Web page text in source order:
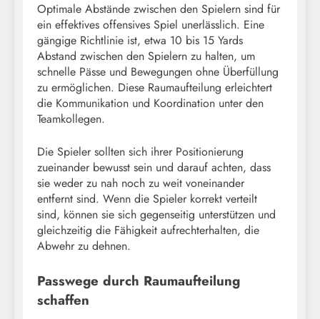
Optimale Abstände zwischen den Spielern sind für
ein effektives offensives Spiel unerlässlich. Eine
gängige Richtlinie ist, etwa 10 bis 15 Yards
Abstand zwischen den Spielern zu halten, um
schnelle Pässe und Bewegungen ohne Überfüllung
zu ermöglichen. Diese Raumaufteilung erleichtert
die Kommunikation und Koordination unter den
Teamkollegen.
Die Spieler sollten sich ihrer Positionierung
zueinander bewusst sein und darauf achten, dass
sie weder zu nah noch zu weit voneinander
entfernt sind. Wenn die Spieler korrekt verteilt
sind, können sie sich gegenseitig unterstützen und
gleichzeitig die Fähigkeit aufrechterhalten, die
Abwehr zu dehnen.
Passwege durch Raumaufteilung
schaffen